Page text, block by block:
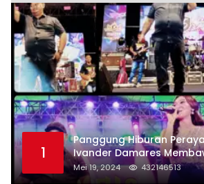
1
Panggung Hiburan
Ivander Damares
Warga Kejapanan
Mei 19, 2024 432146513